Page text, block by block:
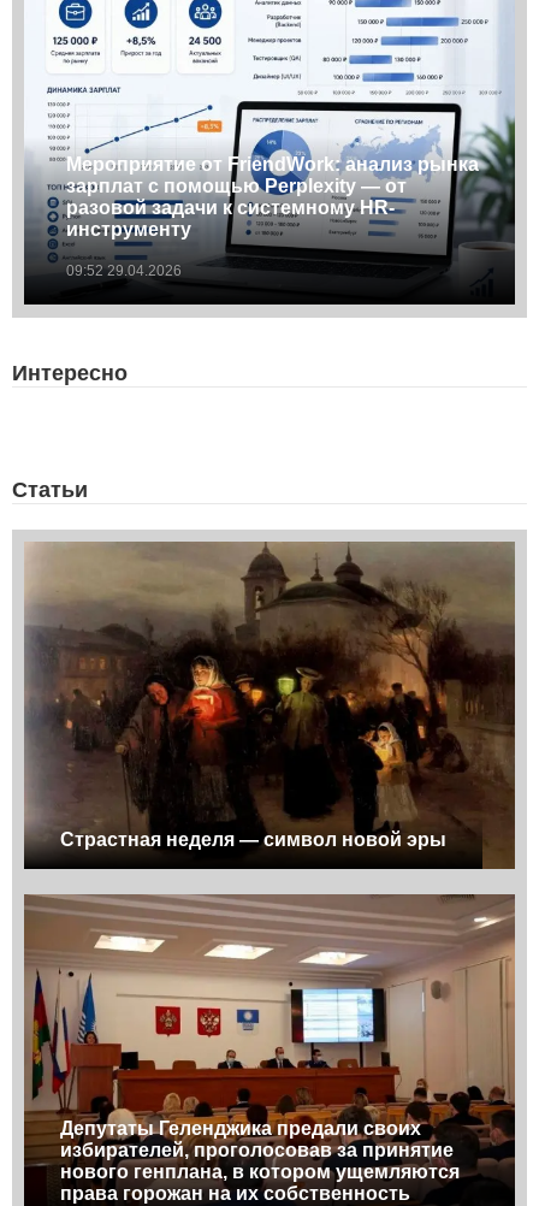
Мероприятие от FriendWork: анализ рынка
зарплат с помощью Perplexity — от
разовой задачи к системному HR-
инструменту
09:52 29.04.2026
Интересно
Статьи
Страстная неделя — символ новой эры
Депутаты Геленджика предали своих
избирателей, проголосовав за принятие
нового генплана, в котором ущемляются
права горожан на их собственность